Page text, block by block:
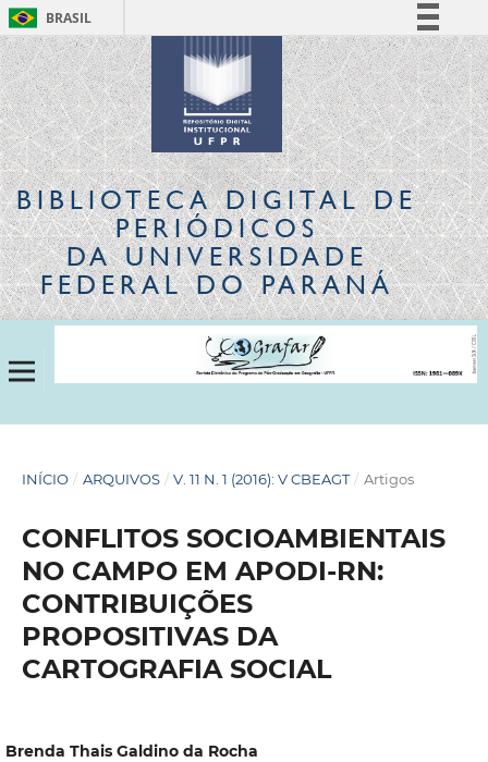
BRASIL
Simplifique!
Comunica BR
Participe
Acesso à informação
Legislação
Canais
BIBLIOTECA DIGITALDE
PERIÓDICOS
DA UNIVERSIDADE
FEDERAL DO PARANÁ
INÍCIO / ARQUIVOS / V. 11 N. 1 (2016): V CBEAGT / Artigos
CONFLITOS SOCIOAMBIENTAIS
NO CAMPO EM APODI-RN:
CONTRIBUIÇÕES
PROPOSITIVAS DA
CARTOGRAFIA SOCIAL
Brenda Thais Galdino da Rocha